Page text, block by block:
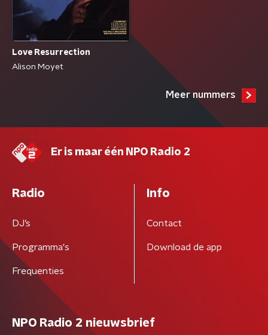
Love Resurrection
Alison Moyet
Meer nummers
Er is maar één NPO Radio 2
Radio
DJ’s
Programma's
Frequenties
Info
Contact
Download de app
NPO Radio 2 nieuwsbrief